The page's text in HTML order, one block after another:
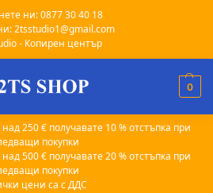
ни: 0877 30 40 18
2tsstudio1@gmail.com
- Копирен център
0
250 € получавате 10 % отстъпка при
покупки
500 € получавате 20 % отстъпка при
покупки
цени са с ДДС